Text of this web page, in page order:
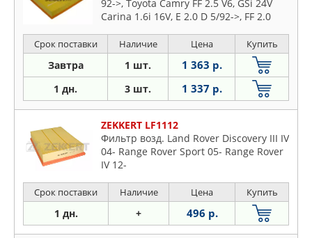
92->, Toyota Camry FF 2.5 V6, GSi 24V
Carina 1.6i 16V, E 2.0 D 5/92->, FF 2.0
16V 4WD, FF 2.0i, Corolla 2.0D, CE 100
(двиг 2C)
Срок поставки Наличие Цена Купить
Завтра 1 шт. 1 363 р.
1 дн. 3 шт. 1 337 р.
ZEKKERT LF1112
Фильтр возд. Land Rover Discovery III IV
04- Range Rover Sport 05- Range Rover
IV 12-
Срок поставки Наличие Цена Купить
1 дн. + 496 р.